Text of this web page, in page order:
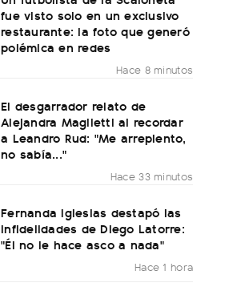
fue visto solo en un exclusivo
restaurante: la foto que generó
polémica en redes
Hace 8 minutos
El desgarrador relato de
Alejandra Maglietti al recordar
a Leandro Rud: "Me arrepiento,
no sabía..."
Hace 33 minutos
Fernanda Iglesias destapó las
infidelidades de Diego Latorre:
"Él no le hace asco a nada"
Hace 1 hora